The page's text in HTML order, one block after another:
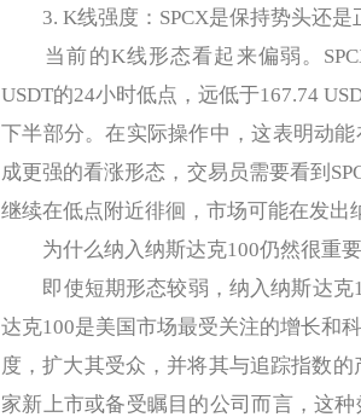
3. K线强度：SPCX是保持势头还是
当前的K线形态看起来偏弱。
USDT的24小时低点，远低于167.74
下半部分。在实际操作中，这表明动
成更强的看涨形态，交易员需要看到
继续在低点附近徘徊，市场可能在发
为什么纳入纳斯达克100仍然很重要
即使短期形态较弱，纳入纳斯达克
达克100是美国市场最受关注的增长和
度，扩大其受众，并将其与追踪指数
家新上市或备受瞩目的公司而言，这